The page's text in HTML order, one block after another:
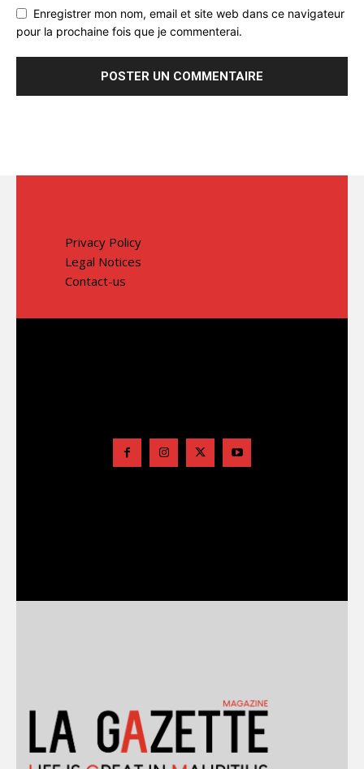
Enregistrer mon nom, email et site web dans ce navigateur
pour la prochaine fois que je commenterai.
Privacy Policy
Legal Notices
Contact-us